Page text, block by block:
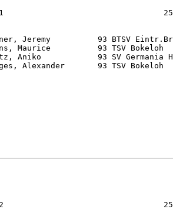
Jeremy          93 BTSV
Maurice          93 TSV Bokeloh
Aniko            93 SV Germania
Alexander       93 TSV Bokeloh